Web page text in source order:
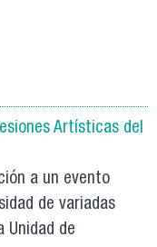
Artísticas del
a un evento
de variadas
Unidad de